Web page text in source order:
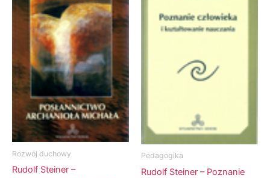
Rozwój duchowy
Rudolf Steiner –
Pedagogika
Rudolf Steiner – Poznanie